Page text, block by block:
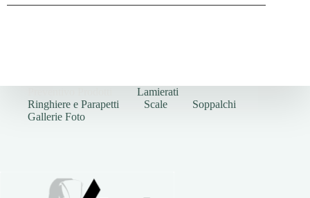
Lamierati
Ringhiere e Parapetti
Scale
Soppalchi
Gallerie Foto